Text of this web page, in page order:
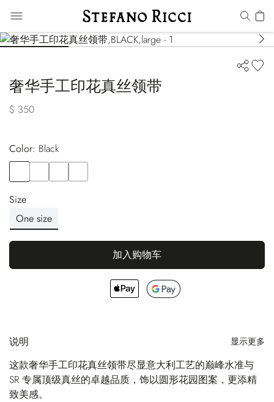
奢华手工印花真丝领带
$ 350
Color:
black
Size
One size
加入购物车
说明 显示更多
这款奢华手工印花真丝领带尽显意大利工艺的巅峰水准与
SR 专属顶级真丝的卓越品质，饰以圆形花园图案，更添精
致美感。